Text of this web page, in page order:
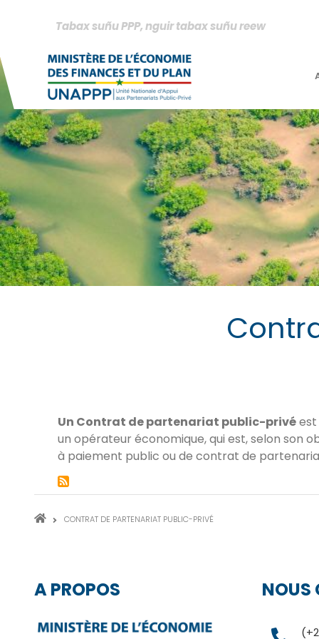
principal
Tabax suñu PPP, nguir tabax suñu reew
Un Contrat de partenariat public-privé
un opérateur économique, qui est, selon son
à paiement public ou de contrat de
FILCONTRAT DE PARTENARIAT PUBLIC-PRIVÉ
A PROPOS NOUS